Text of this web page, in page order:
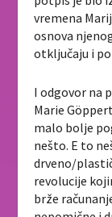
vremena
osnova
otključaju i
I odgovor na
Marie
malo bolje
nešto. E to
drveno/
revolucije
brže